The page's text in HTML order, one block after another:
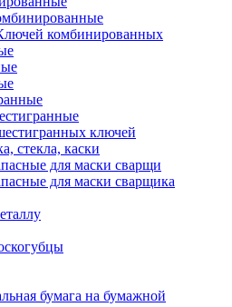
комбинированных
ключей
стекла, каски
для маски сварщи
для маски сварщика
бумага на бумажной